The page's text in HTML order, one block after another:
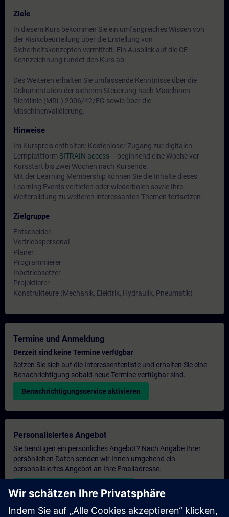
Ziele
In diesem Kurs bekommen Sie ein umfangreiches Wissen von
der Risikobeurteilung über die Erstellung von
Sicherheitskonzepten vermittelt. Ein Ausblick auf die CE-
Kennzeichnung rundet den Kurs ab.
Des Weiteren erhalten Sie umfassende Kenntnisse über die
Dokumentation der sicheren Steuerung nach Maschinen
Richtlinie (MRL) 2006/42/EG sowie über die
Maschinenvalidierung.
Hinweise
Im Kurspreis enthalten: Kostenloser Zugang zur digitalen
Lernplattform SITRAIN access – beginnend eine Woche vor
Kursstart bis zwei Wochen nach Kursende.
Mit der Learning Membership können Sie die Inhalte dieses
Learning Events vertiefen oder wiederholen sowie Ihre
Weiterbildung zu weiteren interessanten Themen fortsetzen.
Zielgruppe
Entscheider
Vertriebspersonal
Planer
Programmierer
Inbetriebsetzer
Projektierer
Konstrukteure (Mechanik, Elektrik, Hydraulik, Pneumatik)
Termine und Anmeldung
Derzeit sind keine Termine verfügbar
Setzen Sie sich auf die Interessentenliste und erhalten Sie eine
Benachrichtigung sobald neue Termine verfügbar sind.
Benachrichtigungsservice aktivieren
Personalisiertes Angebot
Sie benötigen ein persönliches Angebot? Nach Angabe Ihrer
persönlichen Daten senden wir Ihnen umgehend ein
personalisiertes Angebot an Ihre Emailadresse.
Persönliches Angebot zusenden